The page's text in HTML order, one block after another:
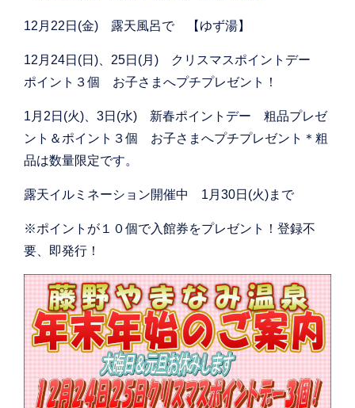
12月22日(金) 露天風呂で 【ゆず湯】
12月24日(日)、25日(月) クリスマスポイントデー
ポイント３個 お子さまへプチプレゼント！
1月2日(火)、3日(水) 新春ポイントデー 粗品プレゼ
ント＆ポイント３個 お子さまへプチプレゼント＊粗
品は数量限定です。
露天イルミネーション開催中 1月30日(火)まで
※ポイントが１０個で入館券をプレゼント！登録不
要、即発行！